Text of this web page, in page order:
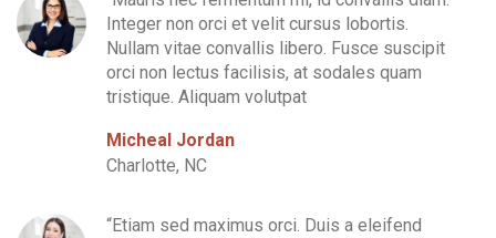
Integer non orci et velit cursus lobortis.
Nullam vitae convallis libero. Fusce suscipit
orci non lectus facilisis, at sodales quam
tristique. Aliquam volutpat
Micheal Jordan
Charlotte, NC
“Etiam sed maximus orci. Duis a eleifend